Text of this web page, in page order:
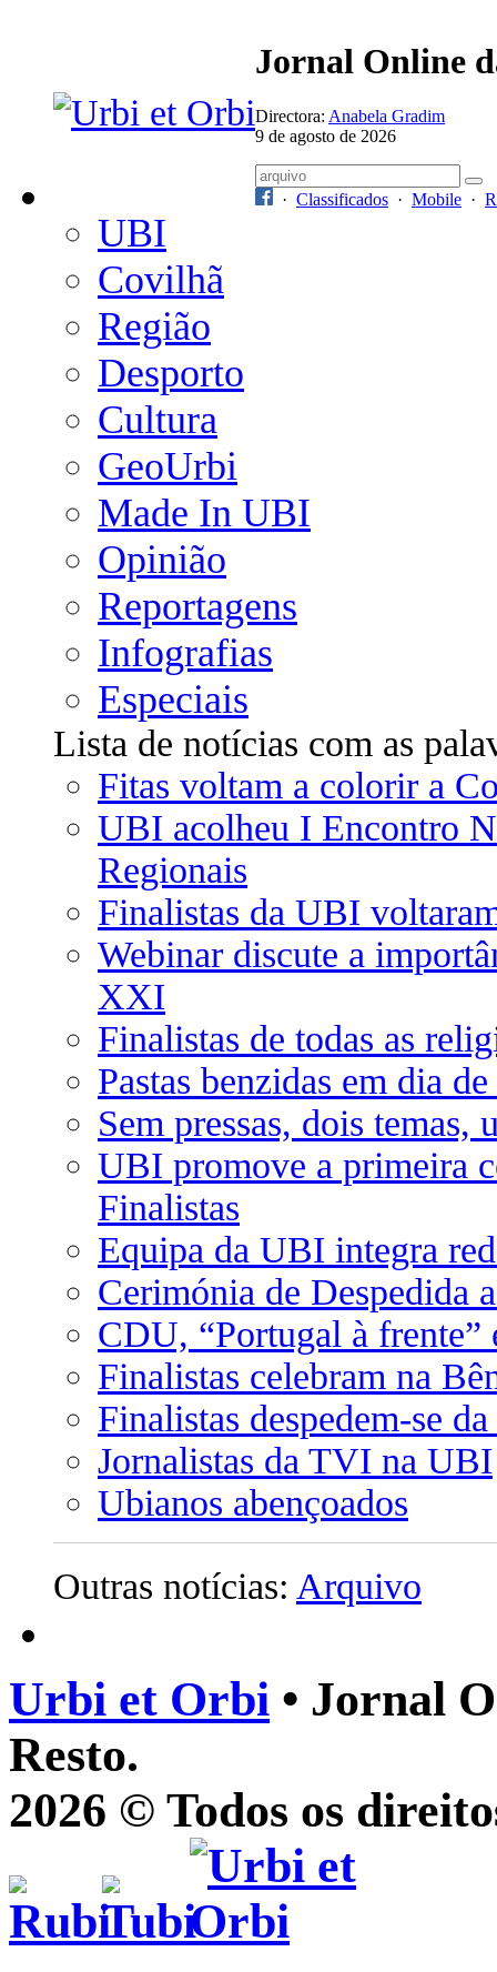
Jornal Online
Directora: Anabela Gradim
9 de agosto de 2026
· Classificados · Mobile ·
UBI
Covilhã
Região
Desporto
Cultura
GeoUrbi
Made In UBI
Opinião
Reportagens
Infografias
Especiais
Lista de notícias com as
Fitas voltam a colorir a
UBI acolheu I Encontro
Regionais
Finalistas da UBI
Webinar discute a
XXI
Finalistas de todas as
Pastas benzidas em dia
Sem pressas, dois temas,
UBI promove a primeira
Finalistas
Equipa da UBI integra
Cerimónia de Despedida
CDU, “Portugal à
Finalistas celebram na
Finalistas despedem-se
Jornalistas da TVI na UBI
Ubianos abençoados
Outras notícias: Arquivo
Urbi et Orbi • Jornal
Resto.
2026 © Todos os